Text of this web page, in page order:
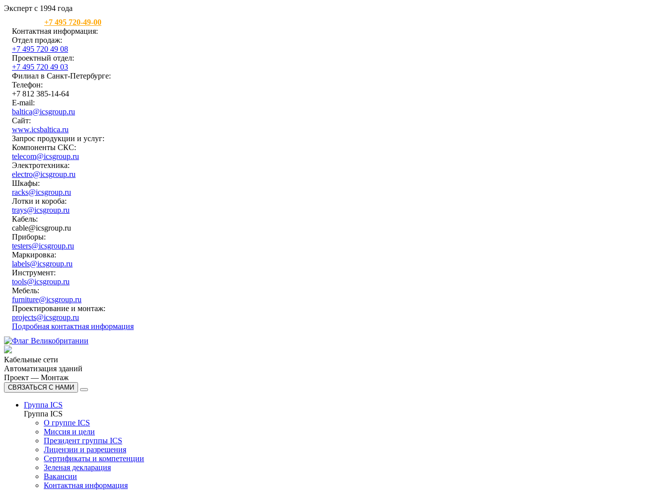
Эксперт с 1994 года
+7 495 720-49-00
Контактная информация:
Отдел продаж:
+7 495 720 49 08
Проектный отдел:
+7 495 720 49 03
Филиал в Санкт-Петербурге:
Телефон:
+7 812 385-14-64
E-mail:
baltica@icsgroup.ru
Сайт:
www.icsbaltica.ru
Запрос продукции и услуг:
Компоненты СКС:
telecom@icsgroup.ru
Электротехника:
electro@icsgroup.ru
Шкафы:
racks@icsgroup.ru
Лотки и короба:
trays@icsgroup.ru
Кабель:
cable@icsgroup.ru
Приборы:
testers@icsgroup.ru
Маркировка:
labels@icsgroup.ru
Инструмент:
tools@icsgroup.ru
Мебель:
furniture@icsgroup.ru
Проектирование и монтаж:
projects@icsgroup.ru
Подробная контактная информация
Кабельные сети
Автоматизация зданий
Проект — Монтаж
СВЯЗАТЬСЯ С НАМИ
Группа ICS
Группа ICS
О группе ICS
Миссия и цели
Президент группы ICS
Лицензии и разрешения
Сертификаты и компетенции
Зеленая декларация
Вакансии
Контактная информация